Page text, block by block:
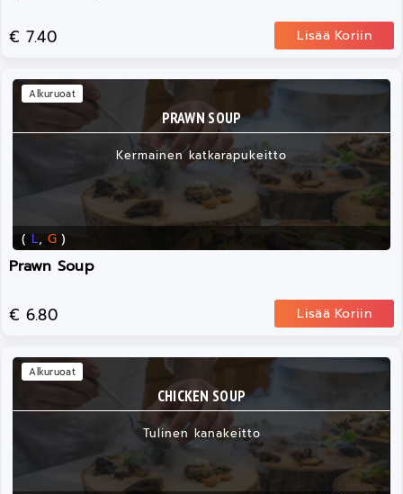
€ 7.40 Lisää Koriin
PRAWN SOUP
Kermainen katkarapukeitto
( L, G )
Alkuruoat
Prawn Soup
€ 6.80 Lisää Koriin
CHICKEN SOUP
Tulinen kanakeitto
Alkuruoat